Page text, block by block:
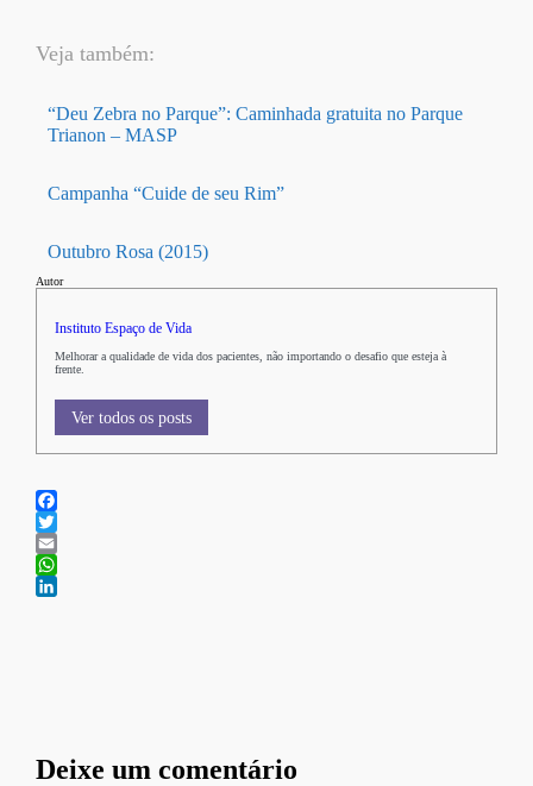
Veja também:
“Deu Zebra no Parque”: Caminhada gratuita no Parque
Trianon – MASP
Campanha “Cuide de seu Rim”
Outubro Rosa (2015)
Autor
Instituto Espaço de Vida
Melhorar a qualidade de vida dos pacientes, não importando o desafio que esteja à
frente.
Ver todos os posts
Facebook
Twitter
Email
WhatsApp
Deixe um comentário